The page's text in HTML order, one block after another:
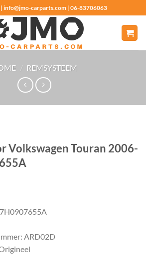
info@jmo-carparts.com | 06-83706063
/ REMSYSTEEM
Volkswagen Touran 2006-
ARD02D